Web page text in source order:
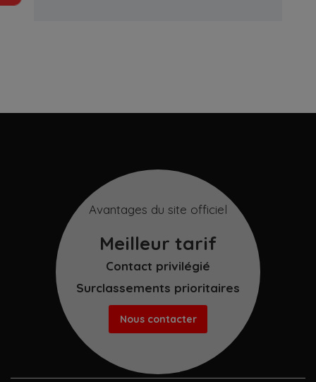
Avantages du site officiel
Meilleur tarif
Contact privilégié
Surclassements prioritaires
Nous contacter